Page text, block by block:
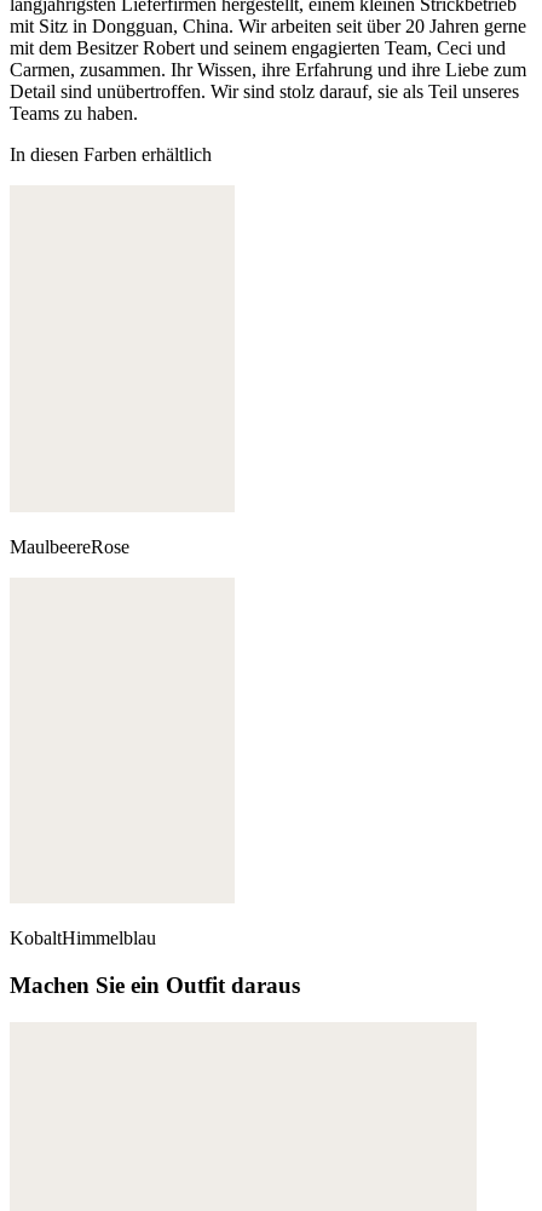
mit Sitz in Dongguan, China. Wir arbeiten seit über 20 Jahren gerne
mit dem Besitzer Robert und seinem engagierten Team, Ceci und
Carmen, zusammen. Ihr Wissen, ihre Erfahrung und ihre Liebe zum
Detail sind unübertroffen. Wir sind stolz darauf, sie als Teil unseres
Teams zu haben.
In diesen Farben erhältlich
MaulbeereRose
KobaltHimmelblau
Machen Sie ein Outfit daraus